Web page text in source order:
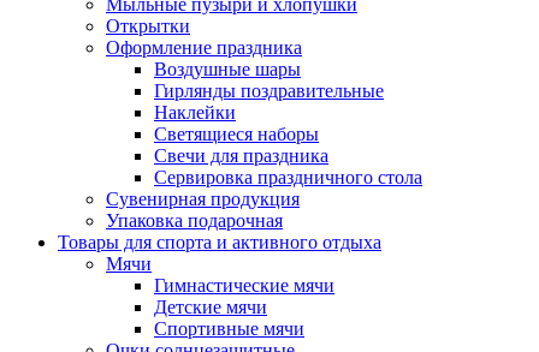
Мыльные пузыри и хлопушки
Открытки
Оформление праздника
Воздушные шары
Гирлянды поздравительные
Наклейки
Светящиеся наборы
Свечи для праздника
Сервировка праздничного стола
Сувенирная продукция
Упаковка подарочная
Товары для спорта и активного отдыха
Мячи
Гимнастические мячи
Детские мячи
Спортивные мячи